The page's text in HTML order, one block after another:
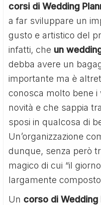
corsi di Wedding
a far sviluppare un
gusto e artistico del
infatti, che un
debba avere un
importante ma è
conosca molto bene i
novità e che sappia
sposi in qualcosa di
Un’organizzazione
dunque, senza però
magico di cui “il
largamente
Un corso di Wedding